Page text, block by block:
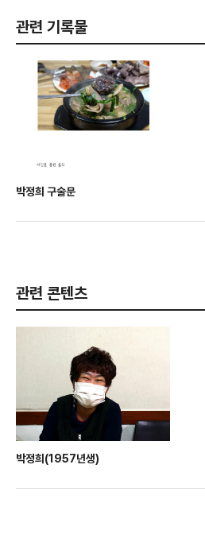
관련 기록물
박정희 구술문
관련 콘텐츠
박정희(1957년생)